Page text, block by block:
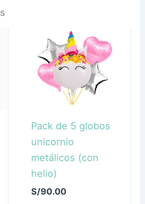
Pack de 5 globos
unicornio
metálicos (con
helio)
S/90.00